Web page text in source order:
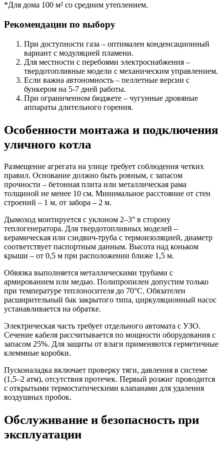
*Для дома 100 м² со средним утеплением.
Рекомендации по выбору
При доступности газа – оптимален конденсационный
вариант с модуляцией пламени.
Для местности с перебоями электроснабжения –
твердотопливные модели с механическим управлением.
Если важна автономность – пеллетные версии с
бункером на 5-7 дней работы.
При ограниченном бюджете – чугунные дровяные
аппараты длительного горения.
Особенности монтажа и подключения
уличного котла
Размещение агрегата на улице требует соблюдения четких
правил. Основание должно быть ровным, с запасом
прочности – бетонная плита или металлическая рама
толщиной не менее 10 см. Минимальное расстояние от стен
строений – 1 м, от забора – 2 м.
Дымоход монтируется с уклоном 2–3° в сторону
теплогенератора. Для твердотопливных моделей –
керамическая или сэндвич-труба с термоизоляцией, диаметр
соответствует паспортным данным. Высота над коньком
крыши – от 0,5 м при расположении ближе 1,5 м.
Обвязка выполняется металлическими трубами с
армированием или медью. Полипропилен допустим только
при температуре теплоносителя до 70°C. Обязателен
расширительный бак закрытого типа, циркуляционный насос
устанавливается на обратке.
Электрическая часть требует отдельного автомата с УЗО.
Сечение кабеля рассчитывается по мощности оборудования с
запасом 25%. Для защиты от влаги применяются герметичные
клеммные коробки.
Пусконаладка включает проверку тяги, давления в системе
(1,5–2 атм), отсутствия протечек. Первый розжиг проводится
с открытыми термостатическими клапанами для удаления
воздушных пробок.
Обслуживание и безопасность при
эксплуатации